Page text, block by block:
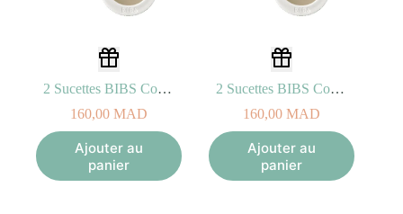
2 Sucettes BIBS Colour Symetric Blush/Vanilla – GLOW (0-6mois)
160,00 MAD
Ajouter au
panier
2 Sucettes BIBS Colour Symetric Blush/Vanilla – GLOW (6-18mois)
160,00 MAD
Ajouter au
panier